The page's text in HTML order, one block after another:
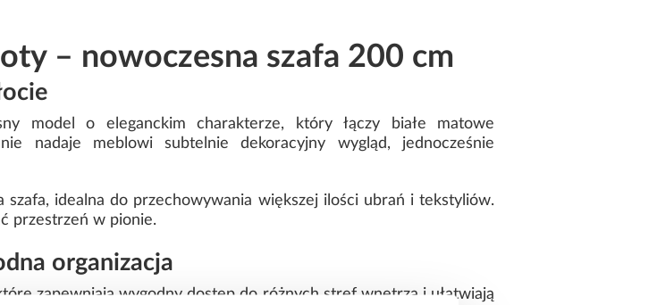
– nowoczesna szafa 200 cm
model o eleganckim charakterze, który łączy białe matowe
nadaje meblowi subtelnie dekoracyjny wygląd, jednocześnie
idealna do przechowywania większej ilości ubrań i tekstyliów.
przestrzeń w pionie.
organizacja
zapewniają wygodny dostęp do różnych stref wnętrza i ułatwiają